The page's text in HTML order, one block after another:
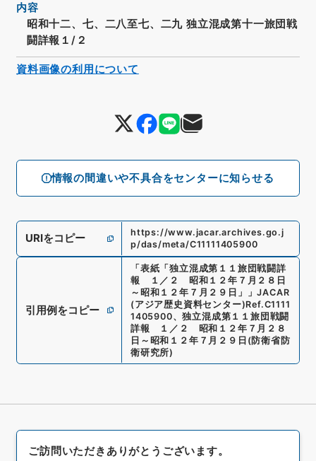
情報の間違いや不具合をセンターに知らせる
内容
昭和十二、七、二八至七、二九 独立混成第十一旅団戦
闘詳報１/２
URIをコピー
https://www.jacar.archives.go.j
p/das/meta/C11111405900
引用例をコピー
「表紙「独立混成第１１旅団戦闘詳
報 １／２ 昭和１２年７月２８日
～昭和１２年７月２９日」
」JACAR
(アジア歴史資料センター)Ref.C1111
1405900、独立混成第１１旅団戦闘
詳報 １／２ 昭和１２年７月２８
日～昭和１２年７月２９日 (防衛省防
衛研究所)
資料画像の利用について
ご訪問いただきありがとうございます。